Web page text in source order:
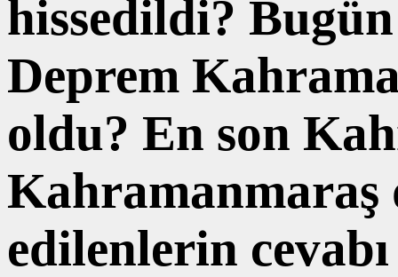
hissedildi?
Deprem
oldu? En son
Kahramanmaraş
edilenlerin